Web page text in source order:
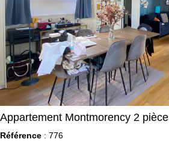
Appartement Montmorency 2
Référence : 776